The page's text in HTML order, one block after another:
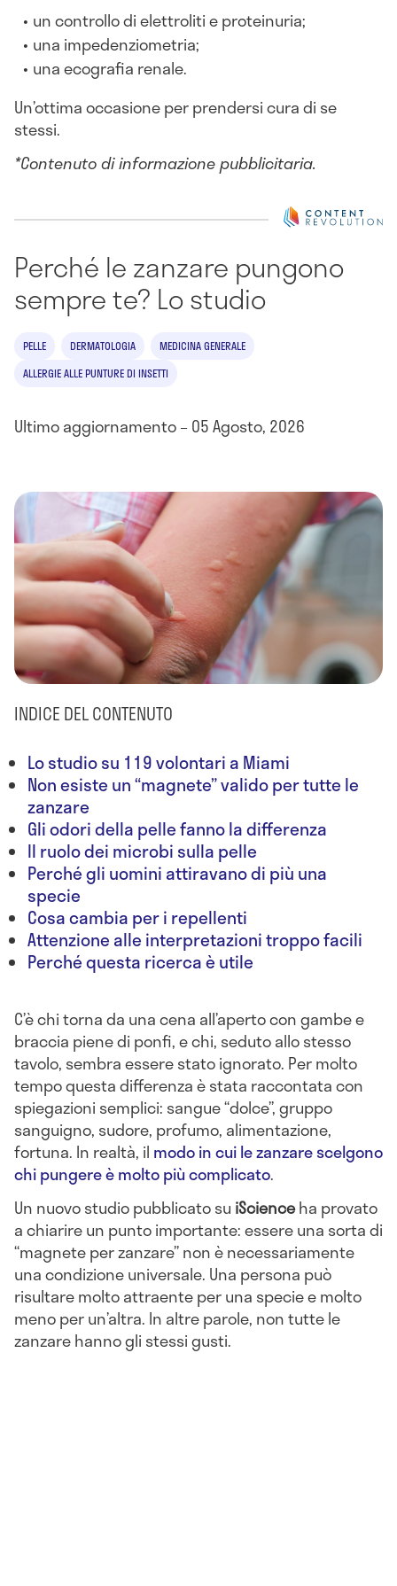
un controllo di elettroliti e proteinuria;
una impedenziometria;
una ecografia renale.
Un’ottima occasione per prendersi cura di se
stessi.
*Contenuto di informazione pubblicitaria.
Perché le zanzare pungono
sempre te? Lo studio
PELLE DERMATOLOGIA
MEDICINA GENERALE
ALLERGIE ALLE PUNTURE DI INSETTI
Ultimo aggiornamento – 05 Agosto, 2026
INDICE DEL CONTENUTO
Lo studio su 119 volontari a Miami
Non esiste un “magnete” valido per tutte le
zanzare
Gli odori della pelle fanno la differenza
Il ruolo dei microbi sulla pelle
Perché gli uomini attiravano di più una
specie
Cosa cambia per i repellenti
Attenzione alle interpretazioni troppo facili
Perché questa ricerca è utile
C’è chi torna da una cena all’aperto con gambe e
braccia piene di ponfi, e chi, seduto allo stesso
tavolo, sembra essere stato ignorato. Per molto
tempo questa differenza è stata raccontata con
spiegazioni semplici: sangue “dolce”, gruppo
sanguigno, sudore, profumo, alimentazione,
fortuna. In realtà, il modo in cui le zanzare scelgono
chi pungere è molto più complicato.
Un nuovo studio pubblicato su iScienceha provato
a chiarire un punto importante: essere una sorta di
“magnete per zanzare” non è necessariamente
una condizione universale. Una persona può
risultare molto attraente per una specie e molto
meno per un’altra. In altre parole, non tutte le
zanzare hanno gli stessi gusti.